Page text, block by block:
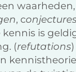
, c
kennis is
(refutations